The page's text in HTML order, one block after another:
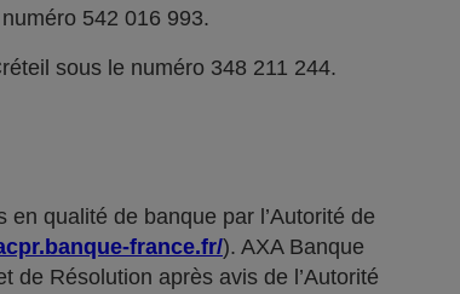
542 016 993.
sous le numéro 348 211 244.
qualité de banque par l’Autorité de
france.fr/). AXA Banque
de Résolution après avis de l’Autorité